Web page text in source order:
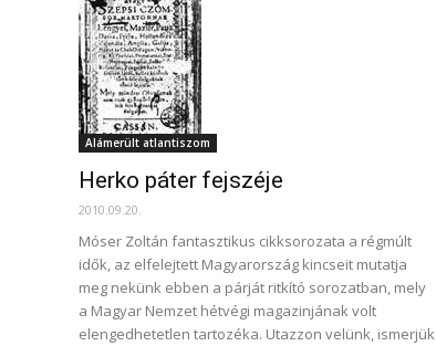
Alámerült atlantiszom
Herko páter fejszéje
2010.09.20.
Móser Zoltán fantasztikus cikksorozata a régmúlt
idők, az elfelejtett Magyarország kincseit mutatja
meg nekünk ebben a párját ritkító sorozatban, mely
a Magyar Nemzet hétvégi magazinjának volt
elengedhetetlen tartozéka. Utazzon velünk, ismerjük